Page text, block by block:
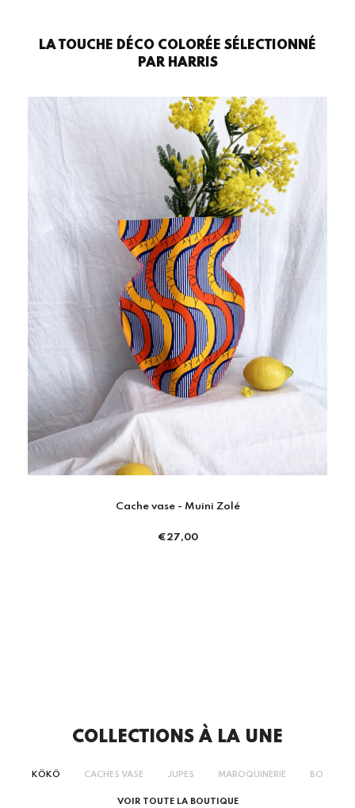
LA TOUCHE DÉCO COLORÉE SÉLECTIONNÉ
PAR HARRIS
Cache vase - Muini Zolé
Prix
€27,00
KÔKÔ CACHES VASE JUPES MAROQUINERIE BOBS
COLLECTIONS À LA UNE
VOIR TOUTE LA BOUTIQUE